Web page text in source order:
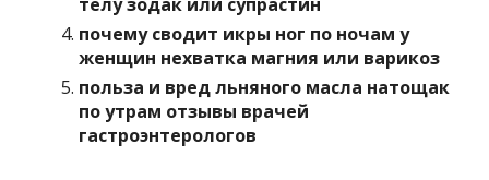
почему сводит икры ног по ночам у
женщин нехватка магния или варикоз
польза и вред льняного масла натощак
по утрам отзывы врачей
гастроэнтерологов